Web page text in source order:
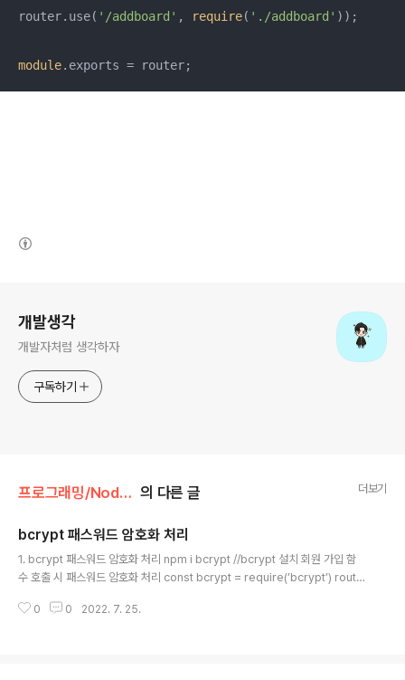
router.use( '/addboard' , require( './addboard' ));
module.exports = router;
개발생각
개발자처럼 생각하자
구독하기
프로그래밍/NodeJS 의 다른 글 더보기
bcrypt 패스워드 암호화 처리
1. bcrypt 패스워드 암호화 처리 npm i bcrypt //bcrypt 설치 회원 가입 함
수 호출 시 패스워드 암호화 처리 const bcrypt = require(’bcrypt’) route
wait bcrypt.hash(req.body.password, 10); // 이미 회원가입여부 체크
0 0 2022. 7. 25.